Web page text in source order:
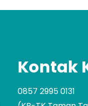
Kontak
0857 2995 0131